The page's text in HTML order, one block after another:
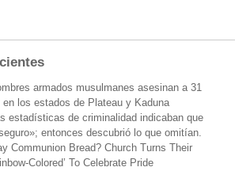
armados musulmanes asesinan a 31
los estados de Plateau y Kaduna
estadísticas de criminalidad indicaban que
entonces descubrió lo que omitían.
Communion Bread? Church Turns Their
Colored’ To Celebrate Pride